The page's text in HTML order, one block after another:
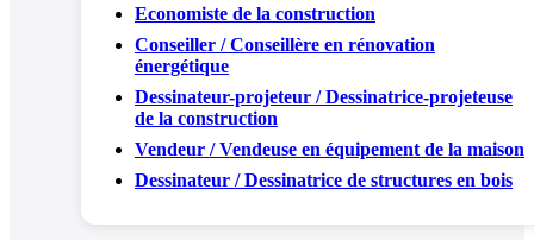
Economiste de la construction
Conseiller / Conseillère en rénovation
énergétique
Dessinateur-projeteur / Dessinatrice-projeteuse
de la construction
Vendeur / Vendeuse en équipement de la maison
Dessinateur / Dessinatrice de structures en bois